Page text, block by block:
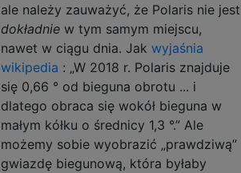
ale należy zauważyć, że Polaris nie jest
dokładnie w tym samym miejscu,
nawet w ciągu dnia. Jak wyjaśnia
wikipedia : „W 2018 r. Polaris znajduje
się 0,66 ° od bieguna obrotu ... i
dlatego obraca się wokół bieguna w
małym kółku o średnicy 1,3 °.” Ale
możemy sobie wyobrazić „prawdziwą”
gwiazdę biegunową, która byłaby